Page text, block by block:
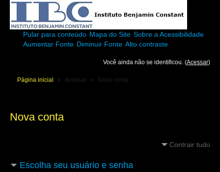
Pular para conteúdo Mapa do Site Sobre a Acessibilidade
Aumentar Fonte Diminuir Fonte Alto contraste
Você ainda não se identificou. (Acessar)
Página inicial Acessar Nova conta
Nova conta
Contrair tudo
Escolha seu usuário e senha